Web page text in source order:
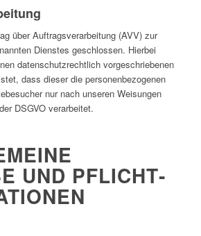
über Auftragsverarbeitung (AVV) zur
Dienstes geschlossen. Hierbei
datenschutzrechtlich vorgeschriebenen
dass dieser die personenbezogenen
nur nach unseren Weisungen
DSGVO verarbeitet.
UND PFLICHT­